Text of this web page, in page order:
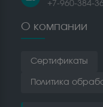
+7-960-384-
О компании
Сертификаты
Политика